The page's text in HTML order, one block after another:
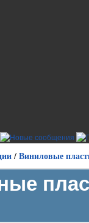
/ Виниловые